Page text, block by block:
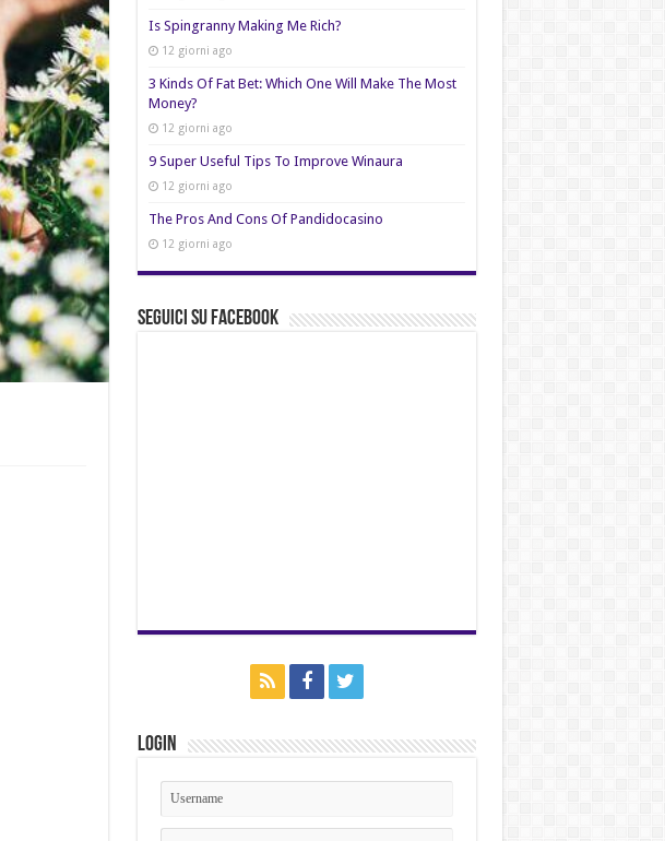
Is Spingranny Making Me Rich?
12 giorni ago
3 Kinds Of Fat Bet: Which One Will Make The Most
Money?
12 giorni ago
9 Super Useful Tips To Improve Winaura
12 giorni ago
The Pros And Cons Of Pandidocasino
12 giorni ago
Seguici su Facebook
Login